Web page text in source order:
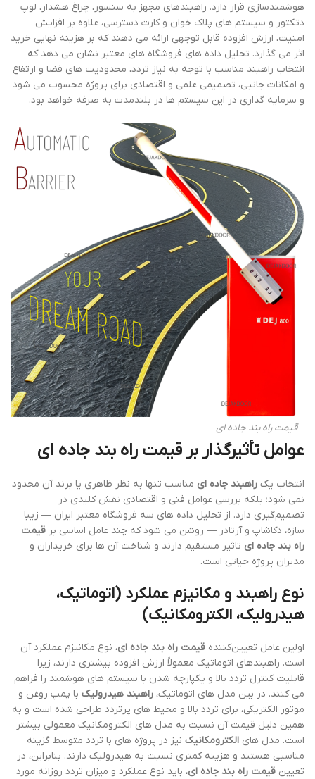
هوشمندسازی قرار دارد. راهبندهای مجهز به سنسور، چراغ هشدار، لوپ
دتکتور و سیستم های پلاک خوان و کارت دسترسی، علاوه بر افزایش
امنیت، ارزش افزوده قابل توجهی ارائه می دهند که بر هزینه نهایی خرید
اثر می گذارد. تحلیل داده های فروشگاه های معتبر نشان می دهد که
انتخاب راهبند مناسب با توجه به نیاز تردد، محدودیت های فضا و ارتفاع
و امکانات جانبی، تصمیمی علمی و اقتصادی برای پروژه محسوب می شود
و سرمایه گذاری در این سیستم ها در بلندمدت به صرفه خواهد بود.
قیمت راه بند جاده ای‎
عوامل تأثیرگذار برقیمت راه بند جاده ای
انتخاب یک راهبند جاده ای مناسب تنها به نظر ظاهری یا برند آن محدود
نمی شود؛ بلکه بررسی عوامل فنی و اقتصادی نقش کلیدی در
تصمیم‌گیری دارد. از تحلیل داده های سه فروشگاه معتبر ایران — زیبا
سازه، دکاشاپ و آرتادر — روشن می شود که چند عامل اساسی بر قیمت
راه بند جاده ای تاثیر مستقیم دارند و شناخت آن ها برای خریداران و
مدیران پروژه حیاتی است.
نوع راهبند و مکانیزم عملکرد (اتوماتیک،
هیدرولیک، الکترومکانیک)
اولین عامل تعیین‌کننده قیمت راه بند جاده ای، نوع مکانیزم عملکرد آن
است. راهبندهای اتوماتیک معمولاً ارزش افزوده بیشتری دارند، زیرا
قابلیت کنترل تردد بالا و یکپارچه شدن با سیستم های هوشمند را فراهم
می کنند. در بین مدل های اتوماتیک، راهبند هیدرولیک با پمپ روغن و
موتور الکتریکی، برای تردد بالا و محیط های پرتردد طراحی شده است و به
همین دلیل قیمت آن نسبت به مدل های الکترومکانیک معمولی بیشتر
است. مدل های الکترومکانیک نیز در پروژه های با تردد متوسط گزینه
مناسبی هستند و هزینه کمتری نسبت به هیدرولیک دارند. بنابراین، در
تعیین قیمت راه بند جاده ای، باید نوع عملکرد و میزان تردد روزانه مورد